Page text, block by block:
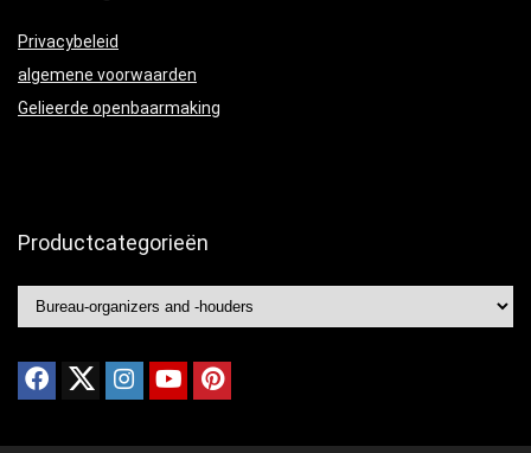
Privacybeleid
algemene voorwaarden
Gelieerde openbaarmaking
Productcategorieën